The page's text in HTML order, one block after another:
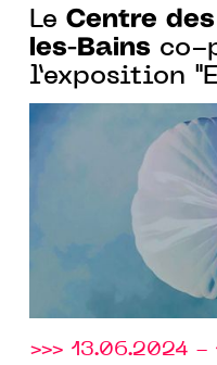
Le Centre
les-Bains co-
l’exposition
avec
>>> 13.06.2024 -